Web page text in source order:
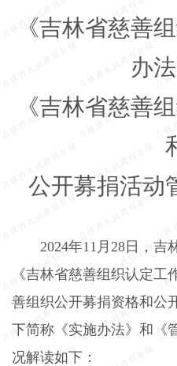
《吉林省慈善
办
《吉林省慈善
公开募捐活动
2024年11 月 28日，吉
《吉林省慈善组织认定
善组织公开募捐资格和公
下简称《实施办法》和《
况解读如下：